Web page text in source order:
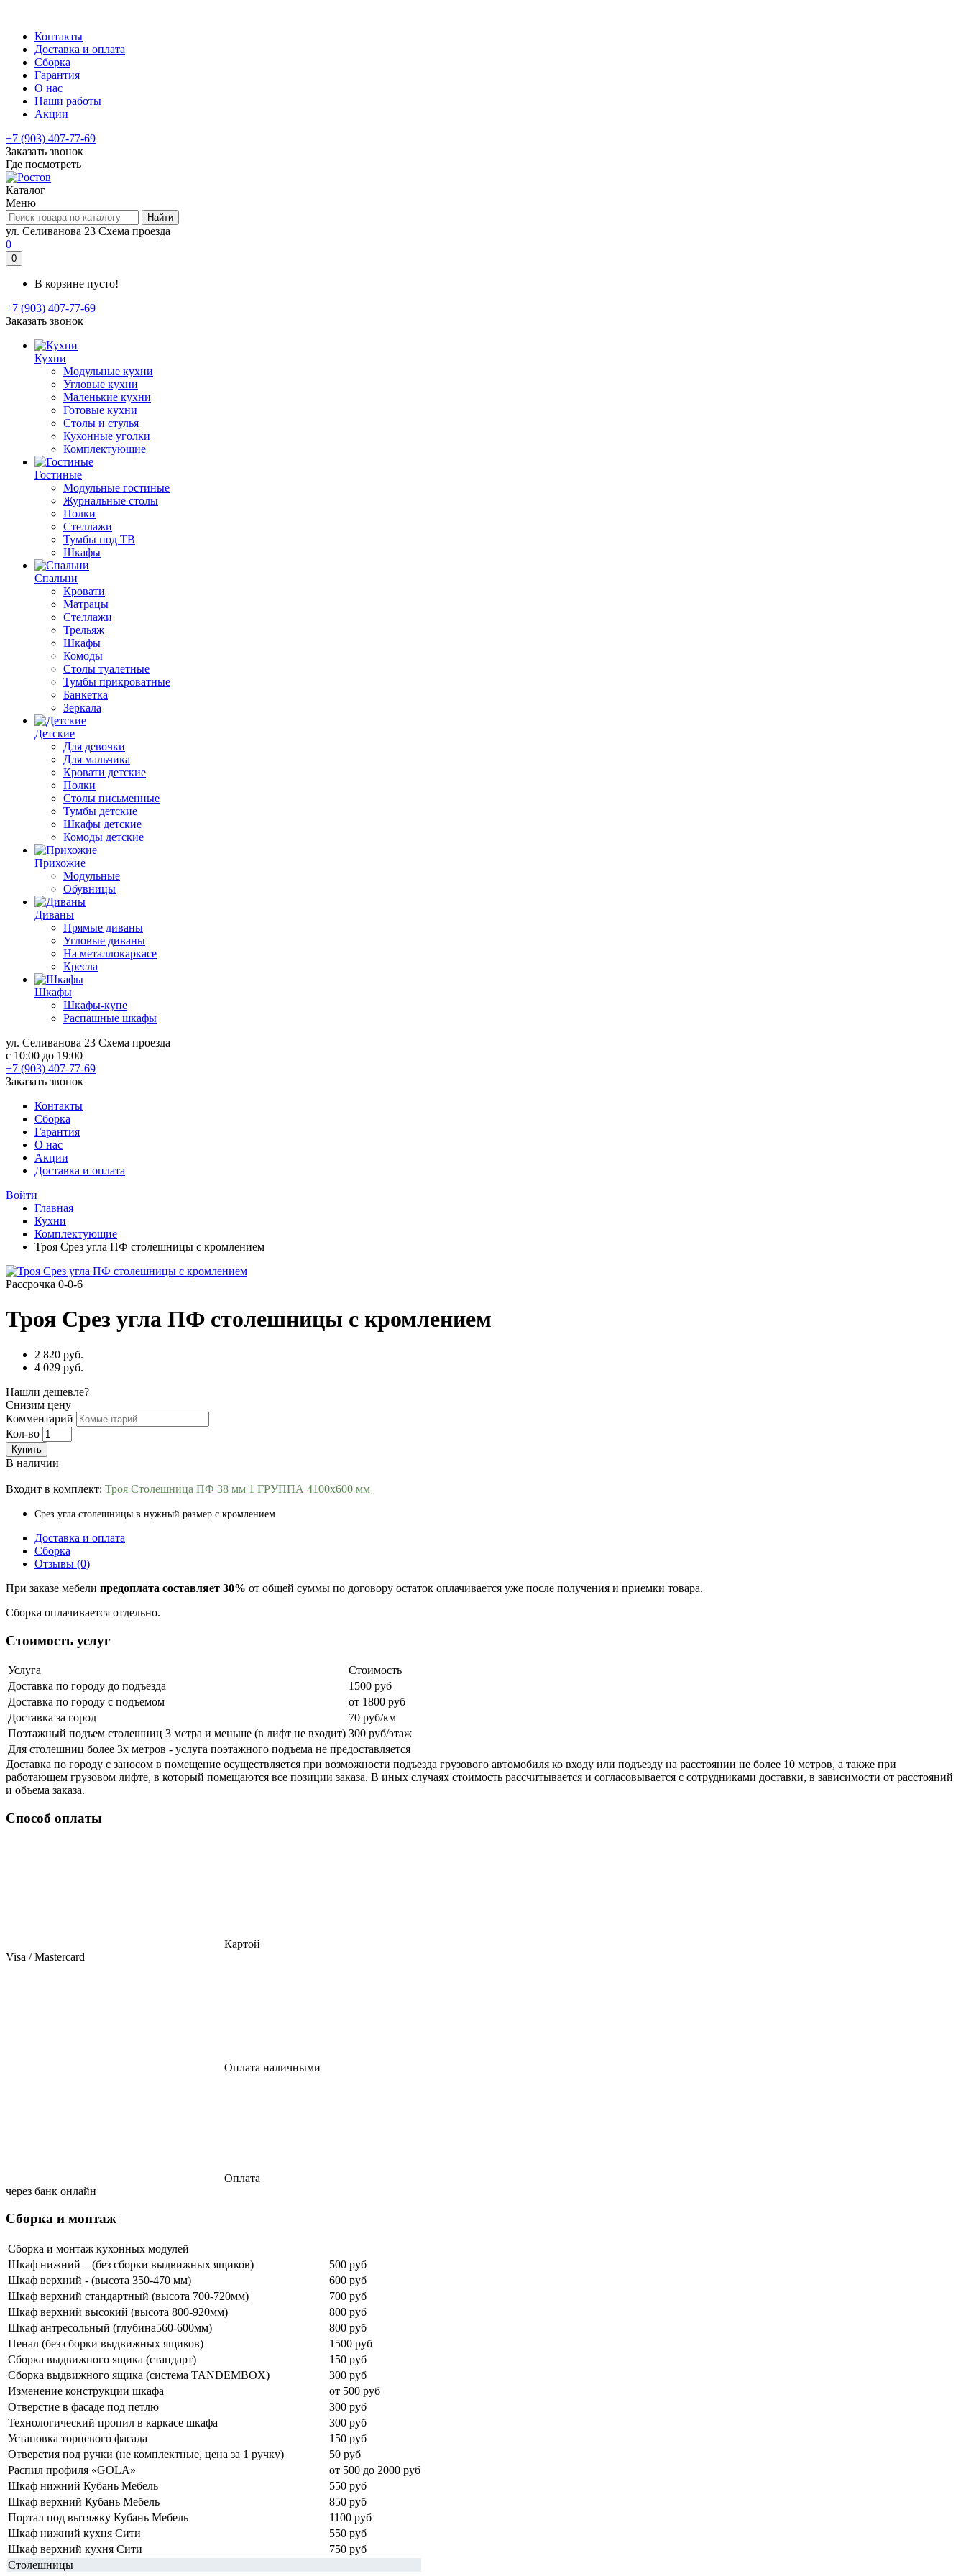
Контакты
Доставка и оплата
Сборка
Гарантия
О нас
Наши работы
Акции
+7 (903) 407-77-69
Заказать звонок
Где посмотреть
Каталог
Меню
Найти
ул. Селиванова 23 Схема проезда
0
0
В корзине пусто!
+7 (903) 407-77-69
Заказать звонок
Кухни
Модульные кухни
Угловые кухни
Маленькие кухни
Готовые кухни
Столы и стулья
Кухонные уголки
Комплектующие
Гостиные
Модульные гостиные
Журнальные столы
Полки
Стеллажи
Тумбы под ТВ
Шкафы
Спальни
Кровати
Матрацы
Стеллажи
Трельяж
Шкафы
Комоды
Столы туалетные
Тумбы прикроватные
Банкетка
Зеркала
Детские
Для девочки
Для мальчика
Кровати детские
Полки
Столы письменные
Тумбы детские
Шкафы детские
Комоды детские
Прихожие
Модульные
Обувницы
Диваны
Прямые диваны
Угловые диваны
На металлокаркасе
Кресла
Шкафы
Шкафы-купе
Распашные шкафы
ул. Селиванова 23 Схема проезда
с 10:00 до 19:00
+7 (903) 407-77-69
Заказать звонок
Контакты
Сборка
Гарантия
О нас
Акции
Доставка и оплата
Войти
Главная
Кухни
Комплектующие
Троя Срез угла ПФ столешницы с кромлением
Рассрочка 0-0-6
Троя Срез угла ПФ столешницы с кромлением
2 820 руб.
4 029 руб.
Нашли дешевле?
Снизим цену
Комментарий
Кол-во
Купить
В наличии
Входит в комплект: Троя Столешница ПФ 38 мм 1 ГРУППА 4100х600 мм
Срез угла столешницы в нужный размер с кромлением
Доставка и оплата
Сборка
Отзывы (0)
При заказе мебели предоплата составляет 30% от общей суммы по договору остаток оплачивается уже после получения и приемки товара.
Сборка оплачивается отдельно.
Стоимость услуг
Услуга
Стоимость
Доставка по городу до подъезда
1500 руб
Доставка по городу с подъемом
от 1800 руб
Доставка за город
70 руб/км
Поэтажный подъем столешниц 3 метра и меньше (в лифт не входит) 300 руб/этаж
Для столешниц более 3х метров - услуга поэтажного подъема не предоставляется
Доставка по городу с заносом в помещение осуществляется при возможности подъезда грузового автомобиля ко входу или подъезду на расстоянии не более 10 метров, а также при
работающем грузовом лифте, в который помещаются все позиции заказа. В иных случаях стоимость рассчитывается и согласовывается с сотрудниками доставки, в зависимости от расстояний
и объема заказа.
Способ оплаты
Картой
Visa / Mastercard
Оплата наличными
Оплата
через банк онлайн
Сборка и монтаж
Сборка и монтаж кухонных модулей
Шкаф нижний – (без сборки выдвижных ящиков)
500 руб
Шкаф верхний - (высота 350-470 мм)
600 руб
Шкаф верхний стандартный (высота 700-720мм)
700 руб
Шкаф верхний высокий (высота 800-920мм)
800 руб
Шкаф антресольный (глубина560-600мм)
800 руб
Пенал (без сборки выдвижных ящиков)
1500 руб
Сборка выдвижного ящика (стандарт)
150 руб
Сборка выдвижного ящика (система TANDEMBOX)
300 руб
Изменение конструкции шкафа
от 500 руб
Отверстие в фасаде под петлю
300 руб
Технологический пропил в каркасе шкафа
300 руб
Установка торцевого фасада
150 руб
Отверстия под ручки (не комплектные, цена за 1 ручку)
50 руб
Распил профиля «GOLA»
от 500 до 2000 руб
Шкаф нижний Кубань Мебель
550 руб
Шкаф верхний Кубань Мебель
850 руб
Портал под вытяжку Кубань Мебель
1100 руб
Шкаф нижний кухня Сити
550 руб
Шкаф верхний кухня Сити
750 руб
Столешницы